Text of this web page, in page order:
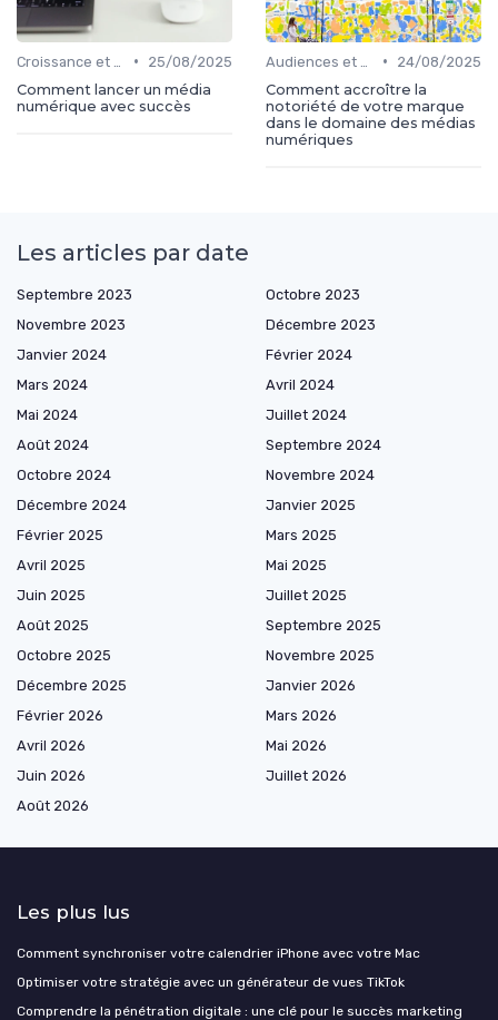
•
25/08/2025
Comment lancer un média
numérique avec succès
•
24/08/2025
Comment accroître la
notoriété de votre marque
dans le domaine des médias
numériques
Les articles par date
Septembre 2023
Octobre 2023
Novembre 2023
Décembre 2023
Janvier 2024
Février 2024
Mars 2024
Avril 2024
Mai 2024
Juillet 2024
Août 2024
Septembre 2024
Octobre 2024
Novembre 2024
Décembre 2024
Janvier 2025
Février 2025
Mars 2025
Avril 2025
Mai 2025
Juin 2025
Juillet 2025
Août 2025
Septembre 2025
Octobre 2025
Novembre 2025
Décembre 2025
Janvier 2026
Février 2026
Mars 2026
Avril 2026
Mai 2026
Juin 2026
Juillet 2026
Août 2026
Les plus lus
Comment synchroniser votre calendrier iPhone avec votre Mac
Optimiser votre stratégie avec un générateur de vues TikTok
Comprendre la pénétration digitale : une clé pour le succès marketing